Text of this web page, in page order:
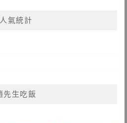
人氣統計
先生吃飯